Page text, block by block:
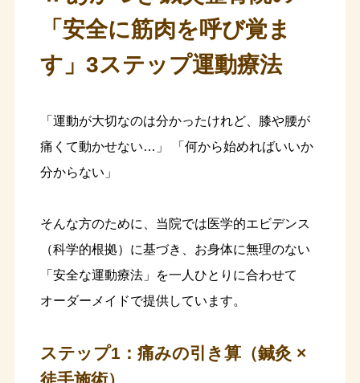
「安全に筋肉を呼び覚ま
す」3ステップ運動療法
「運動が大切なのは分かったけれど、膝や腰が
痛くて動かせない…」 「何から始めればいいか
分からない」
そんな方のために、当院では医学的エビデンス
（科学的根拠）に基づき、お身体に無理のない
「安全な運動療法」を一人ひとりに合わせて
オーダーメイドで提供しています。
ステップ1：痛みの引き算（鍼灸 ×